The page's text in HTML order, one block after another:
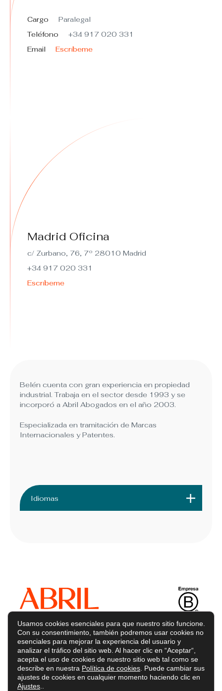
Cargo
Paralegal
Teléfono
+34 917 020 331
Email
Escríbeme
Madrid Oficina
c/ Zurbano, 76, 7º 28010 Madrid
+34 917 020 331
Escríbeme
Belén cuenta con gran experiencia en propiedad
industrial. Trabaja en el sector desde 1993 y se
incorporó a Abril Abogados en el año 2003.
Especializada en tramitación de Marcas
Internacionales y Patentes.
Idiomas
Servicios
Usamos cookies esenciales para que nuestro sitio funcione.
Con su consentimiento, también podremos usar cookies no
esenciales para mejorar la experiencia del usuario y
analizar el tráfico del sitio web. Al hacer clic en “Aceptar“,
acepta el uso de cookies de nuestro sitio web tal como se
describe en nuestra Política de cookies . Puede cambiar sus
ajustes de cookies en cualquier momento haciendo clic en
Ajustes